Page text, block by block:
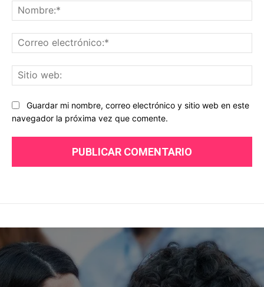
Guardar mi nombre, correo electrónico y sitio web en este
navegador la próxima vez que comente.